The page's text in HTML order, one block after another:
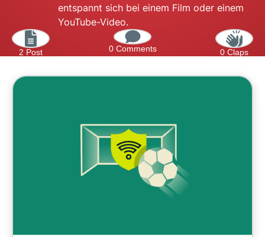
entspannt sich bei einem Film oder einem
YouTube-Video.
2 Post 0 Comments 0 Claps